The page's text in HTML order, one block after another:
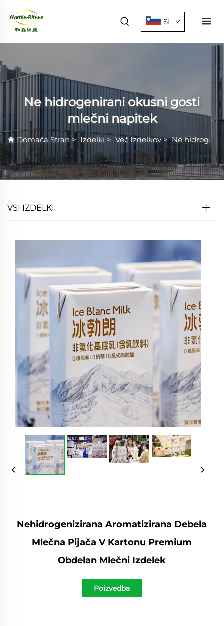
SL
Ne hidrogenirani okusni gosti
mlečni napitek
Domača Stran >Izdelki > Več Izdelkov>Ne hidrogenirani okusni gosti mlečni napitek
VSI IZDELKI
Nehidrogenizirana Aromatizirana Debela
Mlečna Pijača V Kartonu Premium
Obdelan Mlečni Izdelek
Poizvedba